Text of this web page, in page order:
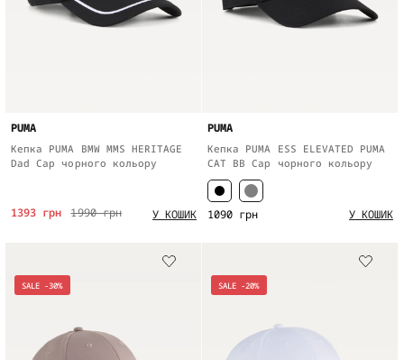
PUMA
Кепка PUMA BMW MMS HERITAGE
Dad Cap чорного кольору
1990 грн
1393 грн У КОШИК
PUMA
Кепка PUMA ESS ELEVATED PUMA
CAT BB Cap чорного кольору
1090 грн У КОШИК
SALE -30% SALE -20%